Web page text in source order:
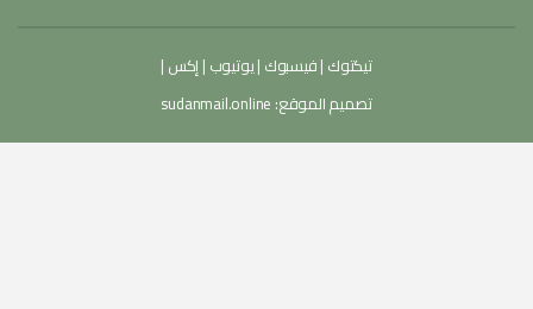
تيكتوك |فيسبوك |يوتيوب | إكس |
تصميم الموقع: sudanmail.online